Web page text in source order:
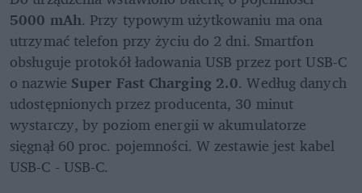
5000 mAh. Przy typowym użytkowaniu ma ona
utrzymać telefon przy życiu do 2 dni. Smartfon
obsługuje protokół ładowania USB przez port USB-C
o nazwie Super Fast Charging 2.0. Według danych
udostępnionych przez producenta, 30 minut
wystarczy, by poziom energii w akumulatorze
sięgnął 60 proc. pojemności. W zestawie jest kabel
USB-C - USB-C.